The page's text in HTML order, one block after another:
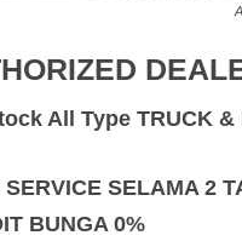
All Type TRUCK &
SERVICE SELAMA 2
BUNGA 0%